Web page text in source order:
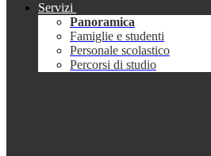
Servizi
Panoramica
Famiglie e studenti
Personale scolastico
Percorsi di studio